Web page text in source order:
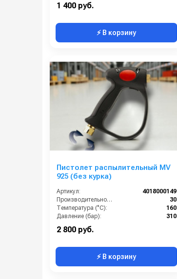
1 400 руб.
⚡ В корзину
Пистолет распылительный MV
925 (без курка)
Артикул:
4018000149
Производительность (л/ч):
30
Температура (°C):
160
Давление (бар):
310
2 800 руб.
⚡ В корзину